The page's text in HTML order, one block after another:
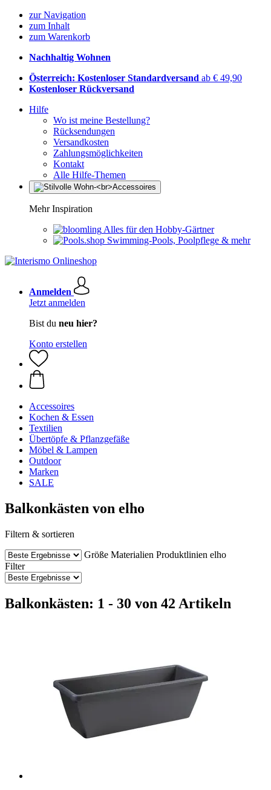
zur Navigation
zum Inhalt
zum Warenkorb
Nachhaltig Wohnen
Österreich: Kostenloser Standardversand ab € 49,90
Kostenloser Rückversand
Hilfe
Wo ist meine Bestellung?
Rücksendungen
Versandkosten
Zahlungsmöglichkeiten
Kontakt
Alle Hilfe-Themen
Mehr Inspiration
Alles für den Hobby-Gärtner
Swimming-Pools, Poolpflege & mehr
Anmelden
Jetzt anmelden
Bist du neu hier?
Konto erstellen
Accessoires
Kochen & Essen
Textilien
Übertöpfe & Pflanzgefäße
Möbel & Lampen
Outdoor
Marken
SALE
Balkonkästen von elho
Filtern & sortieren
Größe Materialien Produktlinien elho
Filter
Balkonkästen: 1 - 30 von 42 Artikeln